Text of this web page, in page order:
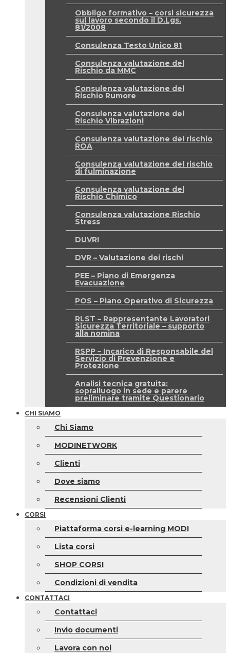
Obbligo formativo – corsi sicurezza
sul lavoro secondo il D.Lgs.
81/2008
Consulenza Testo Unico 81
Consulenza valutazione del
Rischio da MMC
Consulenza valutazione del
Rischio Rumore
Consulenza valutazione del
Rischio Vibrazioni
Consulenza valutazione del rischio
ROA
Consulenza valutazione del rischio
di fulminazione
Consulenza valutazione del
Rischio Chimico
Consulenza valutazione Rischio
Stress
DUVRI
DVR – Valutazione dei rischi
PEE – Piano di Emergenza
Evacuazione
POS – Piano Operativo di Sicurezza
RLST – Rappresentante Lavoratori
Sicurezza Territoriale – supporto
alla nomina
RSPP – Incarico di Responsabile del
Servizio di Prevenzione e
Protezione
Analisi tecnica gratuita:
sopralluogo in sede e parere
preliminare tramite Questionario
CHI SIAMO
Chi Siamo
MODINETWORK
Clienti
Dove siamo
Recensioni Clienti
CORSI
Piattaforma corsi e-learning MODI
Lista corsi
SHOP CORSI
Condizioni di vendita
CONTATTACI
Contattaci
Invio documenti
Lavora con noi